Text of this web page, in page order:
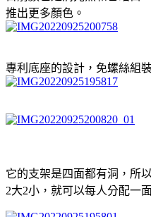
推出更多顏色。
專利底座的設計，免螺絲組
它的支架是四面都有洞，所
2大2小，就可以每人分配一